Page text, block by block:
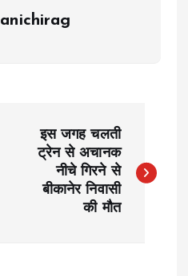
इस जगह चलती
ट्रेन से अचानक
नीचे गिरने से
बीकानेर निवासी
की मौत